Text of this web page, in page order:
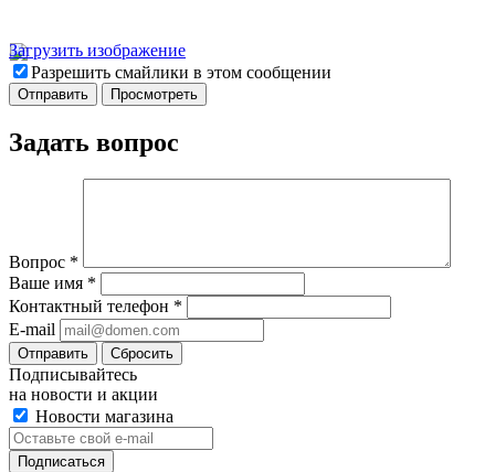
Загрузить изображение
Разрешить смайлики в этом сообщении
Задать вопрос
Вопрос *
Ваше имя *
Контактный телефон *
E-mail
Отправить Сбросить
Подписывайтесь
на новости и акции
Новости магазина